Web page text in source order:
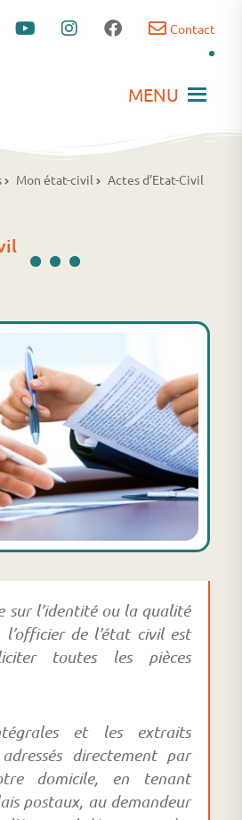
Contact
MENU
Mon état-civil Actes d’Etat-Civil
...
sur l’identité ou la qualité
l’officier de l’état civil est
toutes les pièces
et les extraits
directement par
domicile, en tenant
postaux, au demandeur